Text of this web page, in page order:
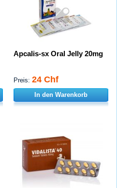
Apcalis-sx Oral Jelly 20mg
Preis: 24 Chf
In den Warenkorb